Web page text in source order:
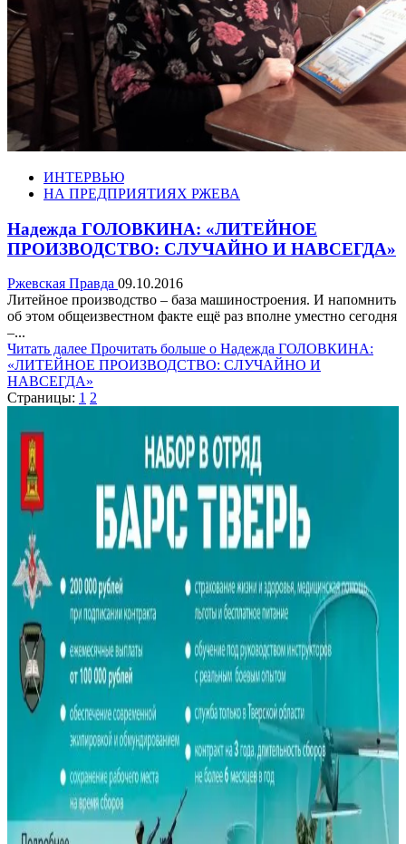
ИНТЕРВЬЮ
НА ПРЕДПРИЯТИЯХ РЖЕВА
Надежда ГОЛОВКИНА: «ЛИТЕЙНОЕ
ПРОИЗВОДСТВО: СЛУЧАЙНО И НАВСЕГДА»
Ржевская Правда 09.10.2016
Литейное производство – база машиностроения. И напомнить
об этом общеизвестном факте ещё раз вполне уместно сегодня
–...
Читать далее Прочитать больше о Надежда ГОЛОВКИНА:
«ЛИТЕЙНОЕ ПРОИЗВОДСТВО: СЛУЧАЙНО И
НАВСЕГДА»
Страницы: 1 2